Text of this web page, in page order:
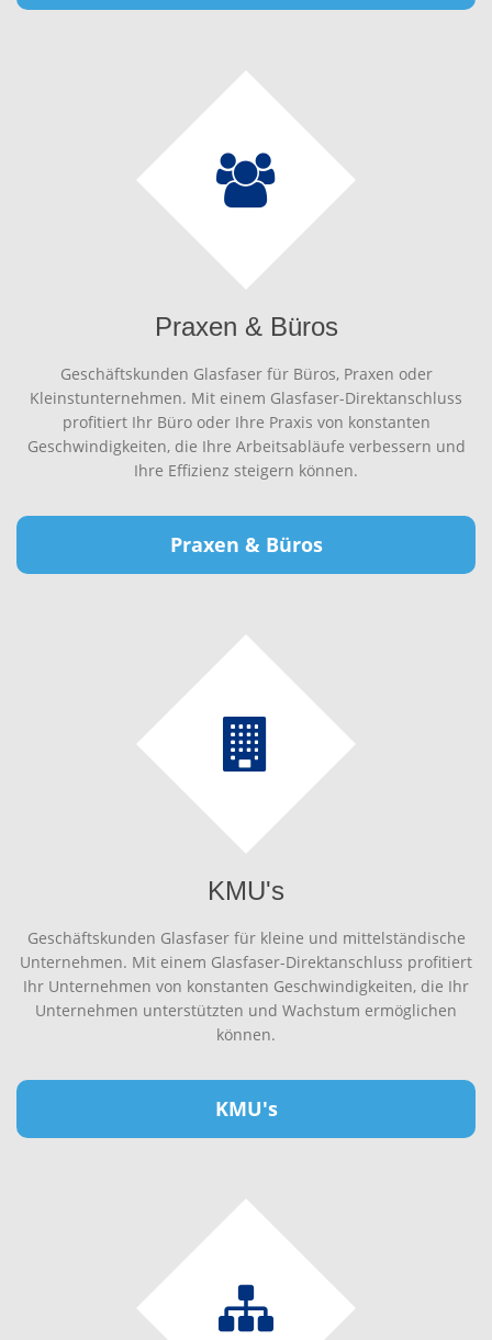
Praxen & Büros
Geschäftskunden Glasfaser für Büros, Praxen oder
Kleinstunternehmen. Mit einem Glasfaser-Direktanschluss
profitiert Ihr Büro oder Ihre Praxis von konstanten
Geschwindigkeiten, die Ihre Arbeitsabläufe verbessern und
Ihre Effizienz steigern können.
Praxen & Büros
KMU's
Geschäftskunden Glasfaser für kleine und mittelständische
Unternehmen. Mit einem Glasfaser-Direktanschluss profitiert
Ihr Unternehmen von konstanten Geschwindigkeiten, die Ihr
Unternehmen unterstützten und Wachstum ermöglichen
können.
KMU's